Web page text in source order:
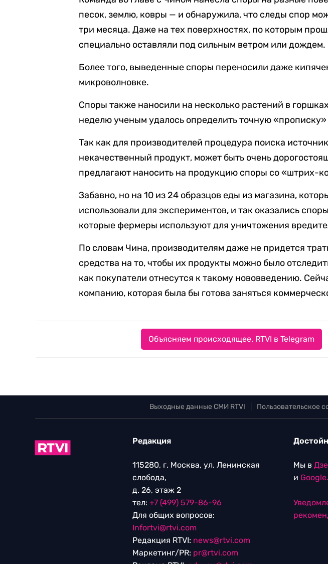
песок, землю, ковры — и обнаружила, что следы спор
три месяца. Даже на тех поверхностях, по которым
специально оставляли под сильным ветром или дождем.
Более того, выведенные споры переносили даже
микроволновке.
Споры также наносили на несколько растений в
неделю ученым удалось определить точную «прописку»
Так как для производителей процедура поиска
некачественный продукт, может быть очень
предлагают наносить на продукцию споры со «штрих-
Забавно, но на 10 из 24 образцов еды из магазина,
использовали для экспериментов, и так оказались
которые фермеры используют для уничтожения
По словам Чина, производителям даже не придется
средства на то, чтобы их продукты можно было
как покупатели отнесутся к такому нововведению.
компанию, которая была бы готова заняться
Объясняем происходящее. RTVI в Telegram
Выходные данные СМИ RTVI Пользовательское
Редакция
115280, г. Москва, ул. Ленинская
слобода,
д. 26, этаж 2
тел: +7 (499) 579-86-96
Для общих вопросов:
Infortvi@rtvi.com
Редакция RTVI: news@rtvi.com
Маркетинг/PR: pr@rtvi.com
Мы в
и